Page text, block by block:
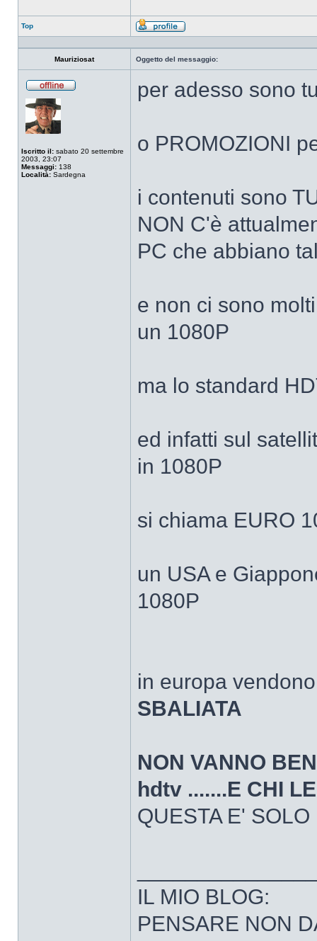
Top
Profilo
Mauriziosat Oggetto del messaggio:
Iscritto il: sabato 20 settembre
2003, 23:07
Messaggi: 138
Località: Sardegna
per adesso sono
o PROMOZIONI
i contenuti sono
NON C'è
PC che abbiano
e non ci sono
un 1080P
ma lo standard
ed infatti sul
in 1080P
si chiama EURO
un USA e
1080P
in europa
SBALIATA
NON VANNO
hdtv .......E CHI
QUESTA E'
IL MIO BLOG:
PENSARE NON